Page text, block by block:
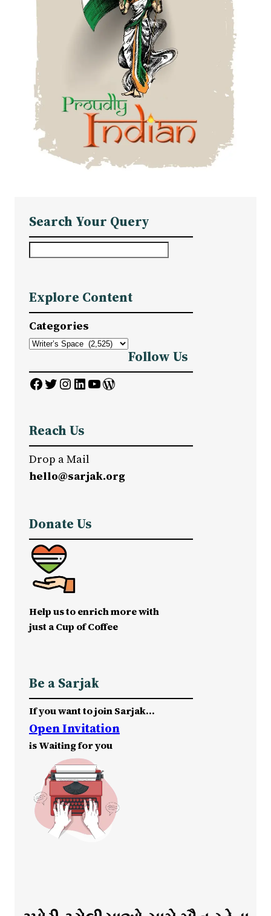
Search Your Query
r
c
h
Explore Content
Categories
Follow Us
Facebook Twitter InstagramLinkedIn YouTube WordPress
Reach Us
Drop a Mail
hello@sarjak.org
Donate Us
Help us to enrich more with
just a Cup of Coffee
Be a Sarjak
If you want to join Sarjak…
Open Invitation
is Waiting for you